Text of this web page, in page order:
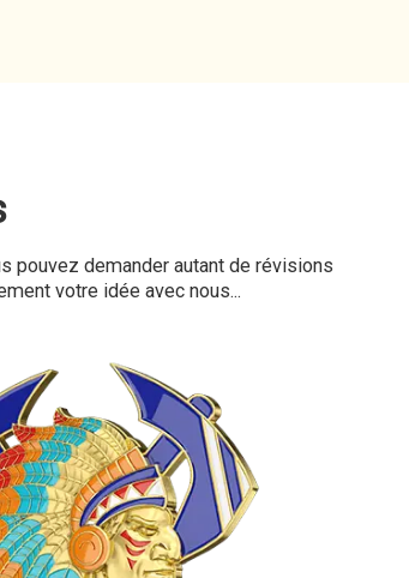
pouvez demander autant de révisions
votre idée avec nous...